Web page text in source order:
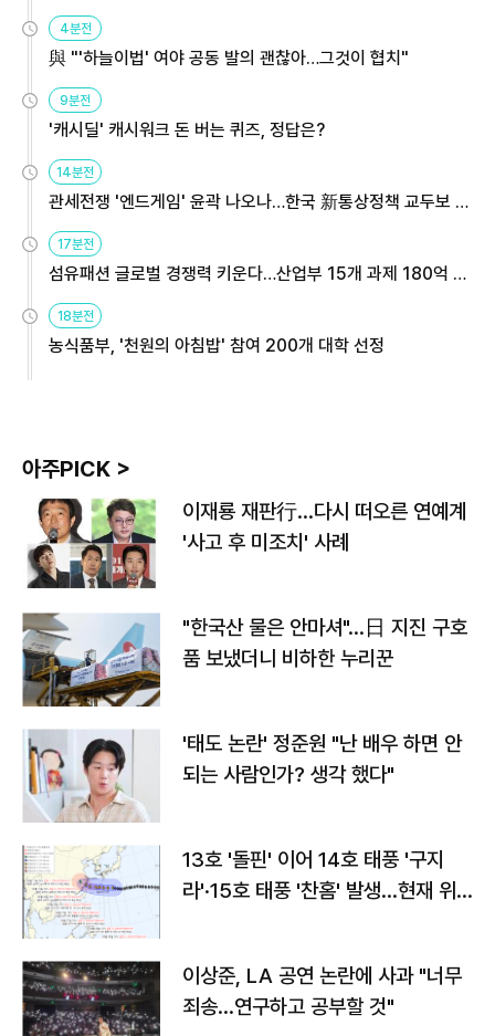
4분전
與 "'하늘이법' 여야 공동 발의 괜찮아…그것이 협치"
9분전
'캐시딜' 캐시워크 돈 버는 퀴즈, 정답은?
14분전
관세전쟁 '엔드게임' 윤곽 나오나…한국 新통상정책 교두보 활
용해야
17분전
섬유패션 글로벌 경쟁력 키운다…산업부 15개 과제 180억 지
원
18분전
농식품부, '천원의 아침밥' 참여 200개 대학 선정
아주PICK >
이재룡 재판行…다시 떠오른 연예계
'사고 후 미조치' 사례
"한국산 물은 안마셔"…日 지진 구호
품 보냈더니 비하한 누리꾼
'태도 논란' 정준원 "난 배우 하면 안
되는 사람인가? 생각 했다"
13호 '돌핀' 이어 14호 태풍 '구지
라'·15호 태풍 '찬홈' 발생…현재 위
이상준, LA 공연 논란에 사과 "너무
죄송…연구하고 공부할 것"